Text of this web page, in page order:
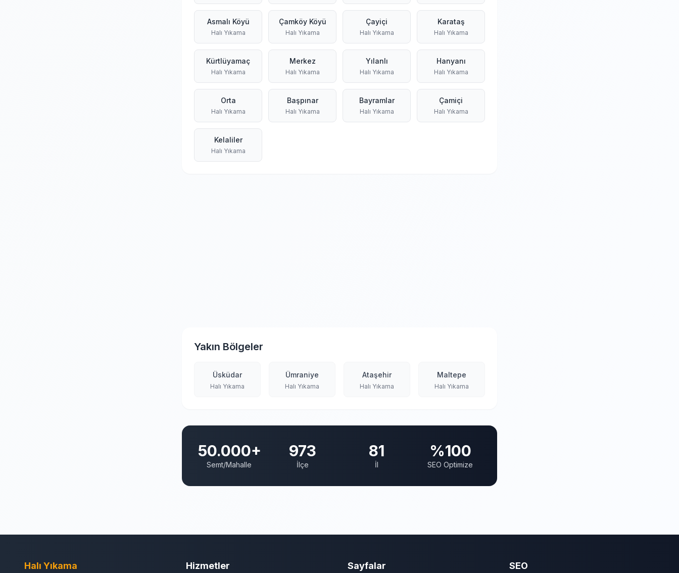
Asmalı Köyü
Halı Yıkama
Çamköy Köyü
Halı Yıkama
Çayiçi
Halı Yıkama
Karataş
Halı Yıkama
Kürtlüyamaç
Halı Yıkama
Merkez
Halı Yıkama
Yılanlı
Halı Yıkama
Hanyanı
Halı Yıkama
Orta
Halı Yıkama
Başpınar
Halı Yıkama
Bayramlar
Halı Yıkama
Çamiçi
Halı Yıkama
Kelaliler
Halı Yıkama
Yakın Bölgeler
Üsküdar
Halı Yıkama
Ümraniye
Halı Yıkama
Ataşehir
Halı Yıkama
Maltepe
Halı Yıkama
50.000+
Semt/Mahalle
973
İlçe
81
İl
%100
SEO Optimize
Halı Yıkama Hizmetler Sayfalar SEO